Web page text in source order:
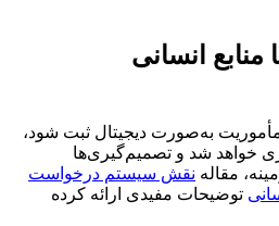
منابع انسانی
به‌صورت دیجیتال ثبت شود،
خواهد شد و تصمیم‌گیری‌ها
مقاله نقش سیستم درخواست
توضیحات مفیدی ارائه کرده